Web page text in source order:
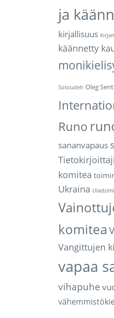
ja
kirjallisuus
käännetty
Sotoudeh Oleg
Runo
sananvapaus
komitea
Ukraina
komitea
Vangittujen
vapaa
vihapuhe